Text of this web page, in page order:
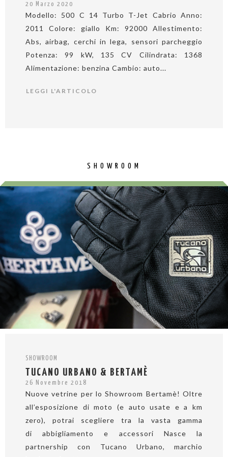
20 Marzo 2020
Modello: 500 C 14 Turbo T-Jet Cabrio Anno:
2011 Colore: giallo Km: 92000 Allestimento:
Abs, airbag, cerchi in lega, sensori parcheggio
Potenza: 99 kW, 135 CV Cilindrata: 1368
Alimentazione: benzina Cambio: auto...
LEGGI L'ARTICOLO
SHOWROOM
SHOWROOM
TUCANO URBANO & BERTAMÈ
26 Novembre 2018
Nuove vetrine per lo Showroom Bertamè! Oltre
all’esposizione di moto (e auto usate e a km
zero), potrai scegliere tra la vasta gamma
di abbigliamento e accessori Nasce la
partnership con Tucano Urbano, marchio